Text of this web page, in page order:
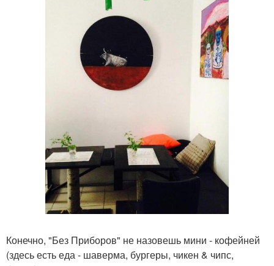
Конечно, "Без Приборов" не назовешь мини - кофейней
(здесь есть еда - шаверма, бургеры, чикен & чипс,